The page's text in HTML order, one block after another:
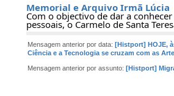
Memorial e Arquivo Irmã Lúcia
Com o objectivo de dar a
pessoais, o Carmelo de Santa
Mensagem anterior por data: [Histport] HOJE,
Ciência e a Tecnologia se cruzam com as
Mensagem anterior por assunto: [Histport]